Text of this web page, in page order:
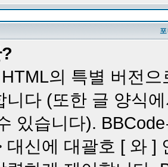
의 특별 버전
니다 (또한 글 양식
있습니다).
대신에 대괄호 [ 와 ]